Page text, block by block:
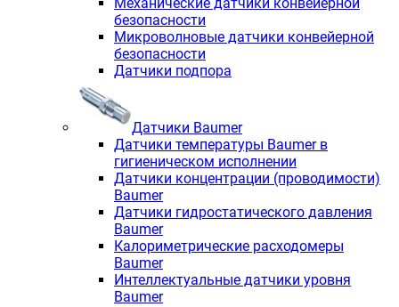
безопасности
Микроволновые датчики конвейерной
безопасности
Датчики подпора
Датчики Baumer
Датчики температуры Baumer в
гигиеническом исполнении
Датчики концентрации (проводимости)
Baumer
Датчики гидростатического давления
Baumer
Калориметрические расходомеры
Baumer
Интеллектуальные датчики уровня
Baumer